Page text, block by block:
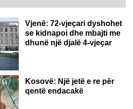
Vjenë: 72-vjeçari dyshohet
se kidnapoi dhe mbajti me
dhunë një djalë 4-vjeçar
Kosovë: Një jetë e re për
qentë endacakë